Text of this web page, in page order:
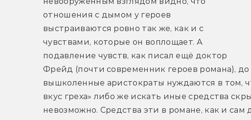
отношения с дымом у героев
выстраиваются ровно так же, как и с
чувствами, которые он воплощает. А
подавление чувств, как писал ещё доктор
Фрейд (почти современник героев романа),
вышколенные аристократы нуждаются в том,
вкус греха» либо же искать иные средства
невозможно. Средства эти в романе, как и